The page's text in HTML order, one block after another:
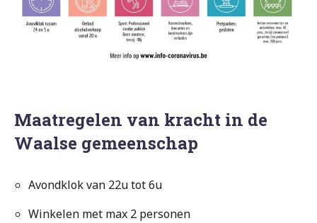
Maatregelen van kracht in de
Waalse gemeenschap
Avondklok van 22u tot 6u
Winkelen met max 2 personen